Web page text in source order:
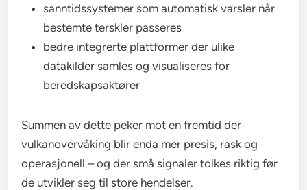
sanntidssystemer som automatisk varsler når
bestemte terskler passeres
bedre integrerte plattformer der ulike
datakilder samles og visualiseres for
beredskapsaktører
Summen av dette peker mot en fremtid der
vulkanovervåking blir enda mer presis, rask og
operasjonell – og der små signaler tolkes riktig før
de utvikler seg til store hendelser.